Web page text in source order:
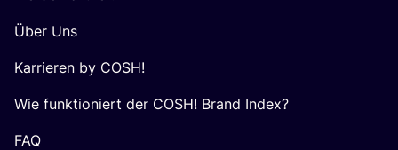
Über Uns
Karrieren by COSH!
Wie funktioniert der COSH! Brand Index?
FAQ